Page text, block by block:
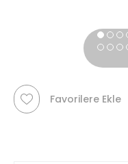
Favorilere Ekle